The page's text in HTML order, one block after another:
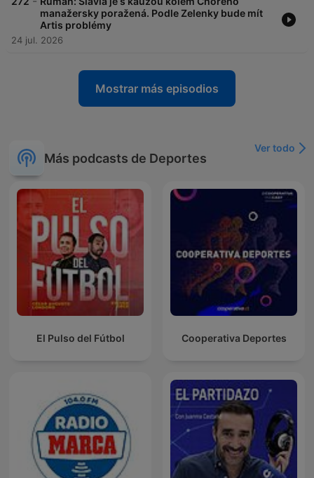
manažersky poražená. Podle Zelenky bude mít
Artis problémy
24 jul. 2026
Mostrar más episodios
Más podcasts de Deportes
Ver todo
El Pulso del Fútbol Cooperativa Deportes